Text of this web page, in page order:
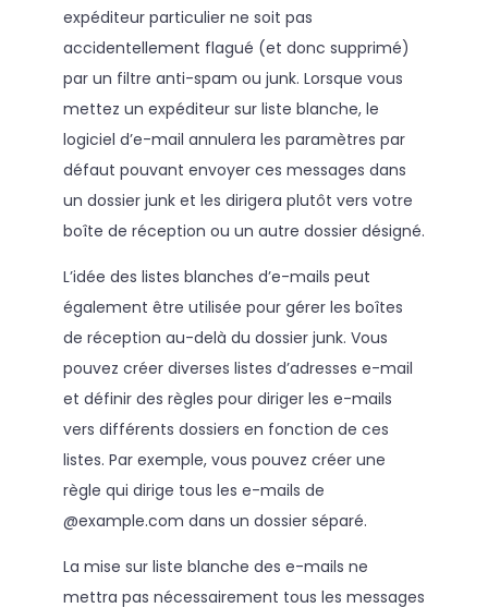
expéditeur particulier ne soit pas
accidentellement flagué (et donc supprimé)
par un filtre anti-spam ou junk. Lorsque vous
mettez un expéditeur sur liste blanche, le
logiciel d’e-mail annulera les paramètres par
défaut pouvant envoyer ces messages dans
un dossier junk et les dirigera plutôt vers votre
boîte de réception ou un autre dossier désigné.
L’idée des listes blanches d’e-mails peut
également être utilisée pour gérer les boîtes
de réception au-delà du dossier junk. Vous
pouvez créer diverses listes d’adresses e-mail
et définir des règles pour diriger les e-mails
vers différents dossiers en fonction de ces
listes. Par exemple, vous pouvez créer une
règle qui dirige tous les e-mails de
@example.com dans un dossier séparé.
La mise sur liste blanche des e-mails ne
mettra pas nécessairement tous les messages